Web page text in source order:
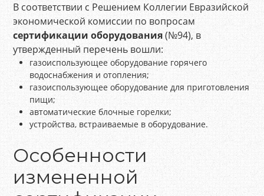
В соответствии с Решением Коллегии Евразийской
экономической комиссии по вопросам
сертификации оборудования(№94), в
утвержденный перечень вошли:
газоиспользующее оборудование горячего
водоснабжения и отопления;
газоиспользующее оборудование для приготовления
пищи;
автоматические блочные горелки;
устройства, встраиваемые в оборудование.
Особенности
измененной